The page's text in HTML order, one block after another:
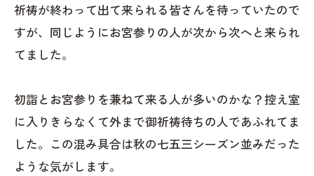
祈祷が終わって出て来られる皆さんを待っていたので
すが、同じようにお宮参りの人が次から次へと来られ
てました。
初詣とお宮参りを兼ねて来る人が多いのかな？控え室
に入りきらなくて外まで御祈祷待ちの人であふれてま
した。この混み具合は秋の七五三シーズン並みだった
ような気がします。